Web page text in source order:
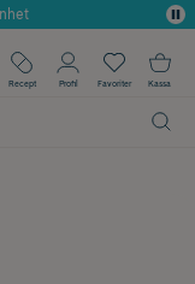
över 649kr
Recept Profil Favoriter Kassa